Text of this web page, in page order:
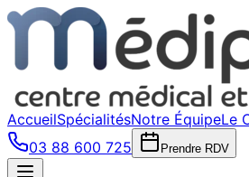
AccueilSpécialitésNotre ÉquipeLe
03 88 600 725
Prendre RDV